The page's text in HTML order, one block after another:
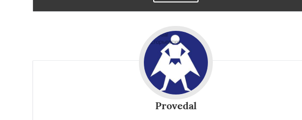
Ивантеевка
Коломна
Королев
Красноармейск
Краснозаводск
Куровское
Ликино-Дулево
Лосино-Петровский
Люберцы
Наро-Фоминск
Орехово-Зуево
Provedal